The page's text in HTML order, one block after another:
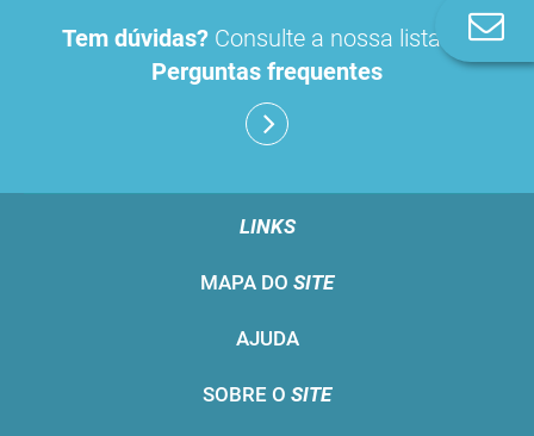
Tem dúvidas? Consulte a nossa lista de
Perguntas frequentes
LINKS
MAPA DO SITE
AJUDA
SOBRE O SITE